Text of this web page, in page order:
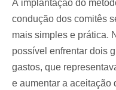
A implantação do
condução dos comitês
mais simples e prática.
possível enfrentar dois
gastos, que
e aumentar a aceitação